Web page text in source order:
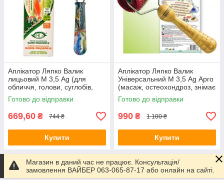
Аплікатор Ляпко Валик
лицьовий М 3,5 Ag (для
обличчя, голови, суглобів,
масаж, ліфтинг, мезотерапія,
для дітей)
Готово до відправки
669,60 ₴ 744 ₴
Купити
Аплікатор Ляпко Валик
Універсальний М 3,5 Ag Арго
(масаж, остеохондроз, знімає
біль, міжхребцеві грижі)
Готово до відправки
990 ₴ 1 100 ₴
Купити
Показати ще
Магазин в даний час не працює. Консультація/
замовлення ВАЙБЕР 063-065-87-17 або онлайн на сайті.